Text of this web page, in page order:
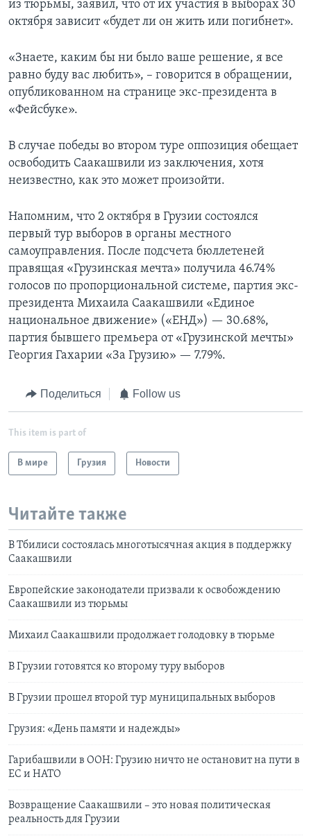
из тюрьмы, заявил, что от их участия в выборах 30
октября зависит «будет ли он жить или погибнет».
«Знаете, каким бы ни было ваше решение, я все
равно буду вас любить», – говорится в обращении,
опубликованном на странице экс-президента в
«Фейсбуке».
В случае победы во втором туре оппозиция обещает
освободить Саакашвили из заключения, хотя
неизвестно, как это может произойти.
Напомним, что 2 октября в Грузии состоялся
первый тур выборов в органы местного
самоуправления. После подсчета бюллетеней
правящая «Грузинская мечта» получила 46.74%
голосов по пропорциональной системе, партия экс-
президента Михаила Саакашвили «Единое
национальное движение» («ЕНД») — 30.68%,
партия бывшего премьера от «Грузинской мечты»
Георгия Гахарии «За Грузию» — 7.79%.
Поделиться Follow us
This item is part of
В мире Грузия Новости
Читайте также
В Тбилиси состоялась многотысячная акция в поддержку
Саакашвили
Европейские законодатели призвали к освобождению
Саакашвили из тюрьмы
Михаил Саакашвили продолжает голодовку в тюрьме
В Грузии готовятся ко второму туру выборов
В Грузии прошел второй тур муниципальных выборов
Грузия: «День памяти и надежды»
Гарибашвили в ООН: Грузию ничто не остановит на пути в
ЕС и НАТО
Возвращение Саакашвили – это новая политическая
реальность для Грузии